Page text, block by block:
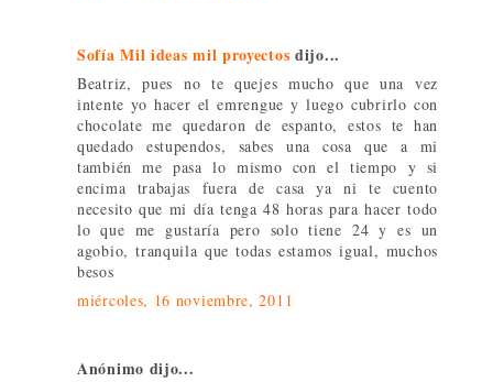
Sofía Mil ideas mil proyectos dijo...
Beatriz, pues no te quejes mucho que una vez
intente yo hacer el emrengue y luego cubrirlo con
chocolate me quedaron de espanto, estos te han
quedado estupendos, sabes una cosa que a mi
también me pasa lo mismo con el tiempo y si
encima trabajas fuera de casa ya ni te cuento
necesito que mi día tenga 48 horas para hacer todo
lo que me gustaría pero solo tiene 24 y es un
agobio, tranquila que todas estamos igual, muchos
besos
miércoles, 16 noviembre, 2011
Anónimo dijo...